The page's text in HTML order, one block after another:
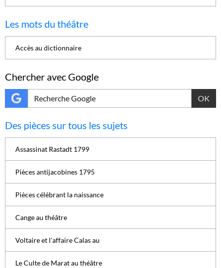
Les mots du théâtre
Accès au dictionnaire
Chercher avec Google
OK
Des pièces sur tous les sujets
Assassinat Rastadt 1799
Pièces antijacobines 1795
Pièces célébrant la naissance
Cange au théâtre
Voltaire et l'affaire Calas au
Le Culte de Marat au théâtre